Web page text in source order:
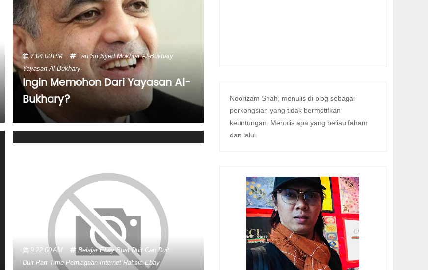
7:04:00 PM
Tan Sri Syed Mokhtar Al-Bukhary
Yayasan Al-Bukhary
Ingin Memohon Dari Yayasan Al-
Bukhary?
9:22:00 AM Belajar Ebay Buat Duit Cari Duit
Duit Part Time Perniagaan Internet Rahsia Ebay
Noorizam Shah, menulis di blog sebagai
perkongsian yang tidak bermotifkan
keuntungan. Menulis apa yang beliau faham
dan lalui.